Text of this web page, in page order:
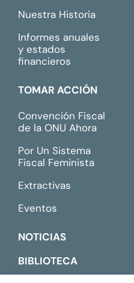
Nuestra Historia
Informes anuales
y estados
financieros
TOMAR ACCIÓN
Convención Fiscal
de la ONU Ahora
Por Un Sistema
Fiscal Feminista
Extractivas
Eventos
NOTICIAS
BIBLIOTECA